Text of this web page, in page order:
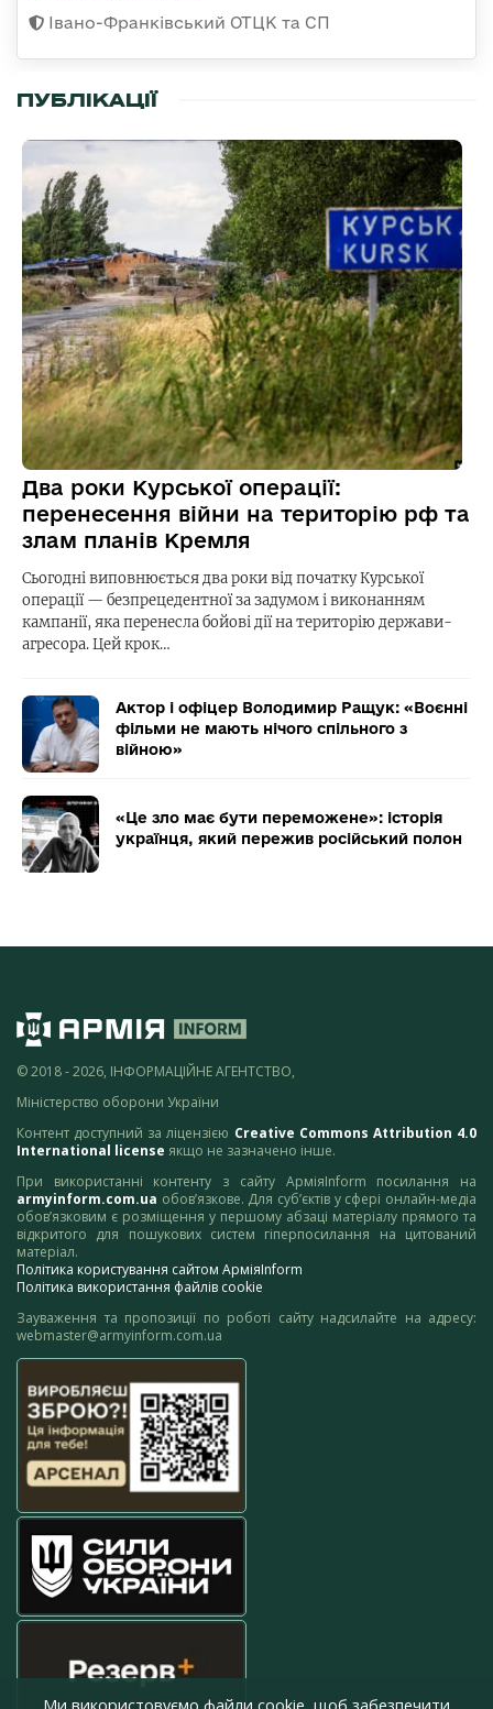
Івано-Франківський ОТЦК та СП
ПУБЛІКАЦІЇ
Два роки Курської операції:
перенесення війни на територію рф та
злам планів Кремля
Сьогодні виповнюється два роки від початку Курської
операції — безпрецедентної за задумом і виконанням
кампанії, яка перенесла бойові дії на територію держави-
агресора. Цей крок…
Актор і офіцер Володимир Ращук: «Воєнні
фільми не мають нічого спільного з
війною»
«Це зло має бути переможене»: історія
українця, який пережив російський полон
© 2018 - 2026, ІНФОРМАЦІЙНЕ АГЕНТСТВО,
Міністерство оборони України
Контент доступний за ліцензією Creative Commons Attribution 4.0
International license якщо не зазначено інше.
При використанні контенту з сайту АрміяInform посилання на
armyinform.com.ua обов’язкове. Для суб’єктів у сфері онлайн-медіа
обов’язковим є розміщення у першому абзаці матеріалу прямого та
відкритого для пошукових систем гіперпосилання на цитований
матеріал.
Політика користування сайтом АрміяInform
Політика використання файлів cookie
Зауваження та пропозиції по роботі сайту надсилайте на адресу:
webmaster@armyinform.com.ua